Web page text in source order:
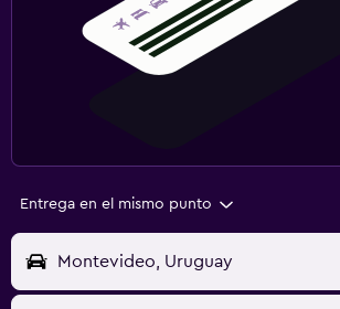
Entrega en el mismo punto
Montevideo, Uruguay